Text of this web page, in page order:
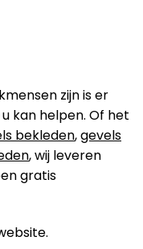
zijn is er
kan helpen. Of het
bekleden,gevels
, wij leveren
gratis